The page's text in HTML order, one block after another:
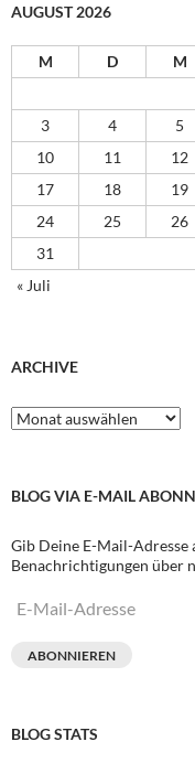
AUGUST 2026
M D M
3
4 5
10
11 12
17
18 19
24
25 26
31
« Juli
ARCHIVE
Archive
BLOG VIA E-MAIL
Gib Deine E-Mail-Adresse
Benachrichtigungen über
E-
ABONNIEREN
BLOG STATS